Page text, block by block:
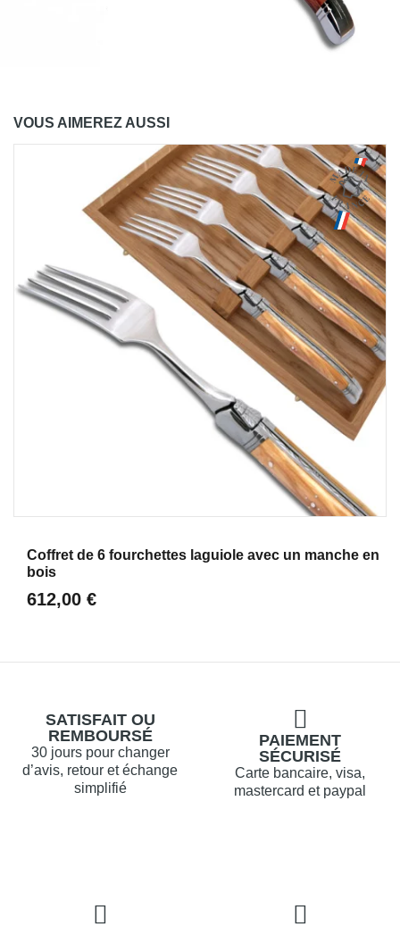
VOUS AIMEREZ AUSSI
Coffret de 6 fourchettes laguiole avec un manche en
bois
612,00 €
SATISFAIT OU
REMBOURSÉ
30 jours pour changer
d’avis, retour et échange
simplifié
PAIEMENT
SÉCURISÉ
Carte bancaire, visa,
mastercard et paypal